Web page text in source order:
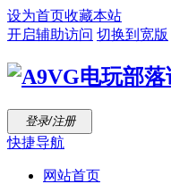
设为首页收藏本站
开启辅助访问 切换到宽版
登录/注册
快捷导航
网站首页